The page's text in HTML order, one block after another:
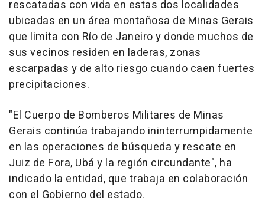
rescatadas con vida en estas dos localidades
ubicadas en un área montañosa de Minas Gerais
que limita con Río de Janeiro y donde muchos de
sus vecinos residen en laderas, zonas
escarpadas y de alto riesgo cuando caen fuertes
precipitaciones.
"El Cuerpo de Bomberos Militares de Minas
Gerais continúa trabajando ininterrumpidamente
en las operaciones de búsqueda y rescate en
Juiz de Fora, Ubá y la región circundante", ha
indicado la entidad, que trabaja en colaboración
con el Gobierno del estado.